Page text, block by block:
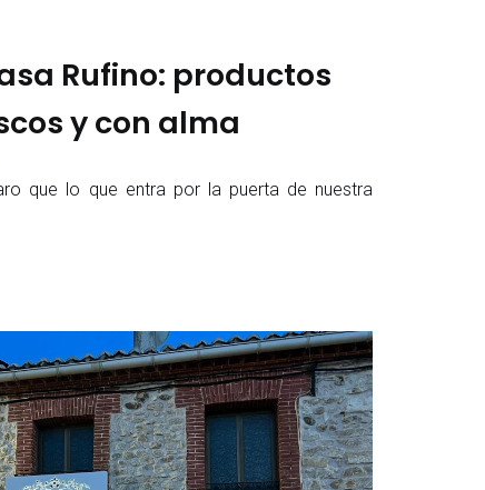
Rufino: productos
y con alma
que lo que entra por la puerta de nuestra